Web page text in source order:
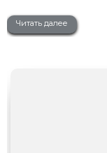
Читать далее